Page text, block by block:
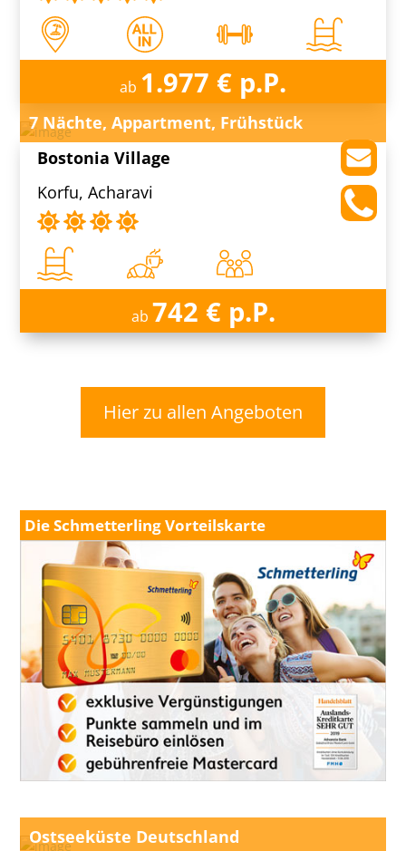
ab 1.977 € p.P.
7 Nächte, Appartment, Frühstück
Bostonia Village
Korfu, Acharavi
ab 742 € p.P.
Hier zu allen Angeboten
Die Schmetterling Vorteilskarte
Ostseeküste Deutschland